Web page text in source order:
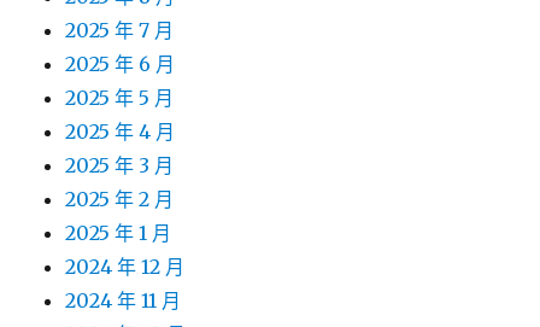
2025 年 7 月
2025 年 6 月
2025 年 5 月
2025 年 4 月
2025 年 3 月
2025 年 2 月
2025 年 1 月
2024 年 12 月
2024 年 11 月